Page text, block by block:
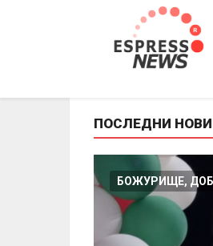
ПОСЛЕДНИ
БОЖУРИЩЕ,